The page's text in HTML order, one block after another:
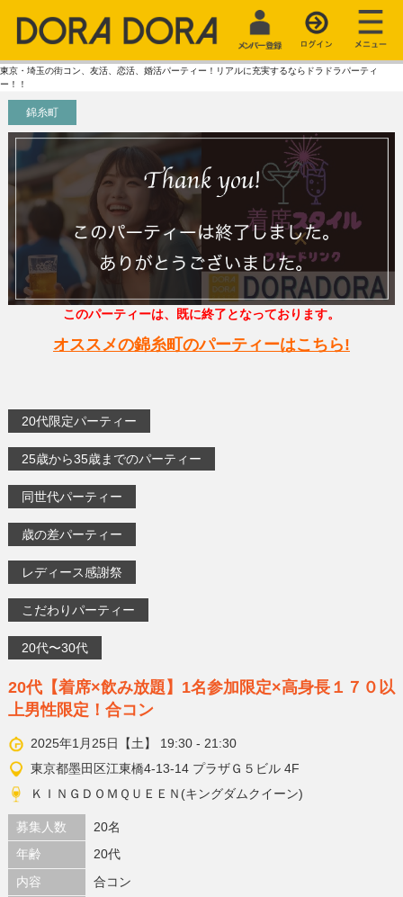
東京・埼玉の街コン、友活、恋活、婚活パーティー！リアルに充実するならドラドラパーティ
ー！！
錦糸町
このパーティーは、既に終了となっております。
オススメの錦糸町のパーティーはこちら!
20代限定パーティー
25歳から35歳までのパーティー
同世代パーティー
歳の差パーティー
レディース感謝祭
こだわりパーティー
20代〜30代
20代【着席×飲み放題】1名参加限定×高身長１７０以
上男性限定！合コン
2025年1月25日【土】 19:30 - 21:30
東京都墨田区江東橋4-13-14 プラザＧ５ビル 4F
ＫＩＮＧＤＯＭＱＵＥＥＮ(キングダムクイーン)
募集人数
20名
年齢
20代
内容
合コン